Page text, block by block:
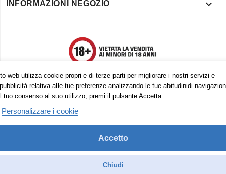
web utilizza cookie propri e di terze parti per migliorare i nostri servizi e
relativa alle tue preferenze analizzando le tue abitudinidi
tuo consenso al suo utilizzo, premi il pulsante Accetta.
Personalizzare i cookie
Accetto
Chiudi
INFORMAZIONI NEGOZIO 
Trovaci anche su: